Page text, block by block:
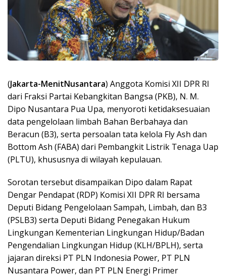
(Jakarta-MenitNusantara) Anggota Komisi XII DPR RI
dari Fraksi Partai Kebangkitan Bangsa (PKB), N. M.
Dipo Nusantara Pua Upa, menyoroti ketidaksesuaian
data pengelolaan limbah Bahan Berbahaya dan
Beracun (B3), serta persoalan tata kelola Fly Ash dan
Bottom Ash (FABA) dari Pembangkit Listrik Tenaga Uap
(PLTU), khususnya di wilayah kepulauan.
Sorotan tersebut disampaikan Dipo dalam Rapat
Dengar Pendapat (RDP) Komisi XII DPR RI bersama
Deputi Bidang Pengelolaan Sampah, Limbah, dan B3
(PSLB3) serta Deputi Bidang Penegakan Hukum
Lingkungan Kementerian Lingkungan Hidup/Badan
Pengendalian Lingkungan Hidup (KLH/BPLH), serta
jajaran direksi PT PLN Indonesia Power, PT PLN
Nusantara Power, dan PT PLN Energi Primer